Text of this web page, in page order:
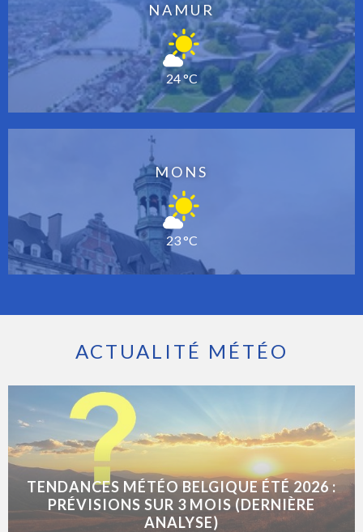
NAMUR
24 °C
MONS
23 °C
ACTUALITÉ MÉTÉO
TENDANCES MÉTÉO BELGIQUE ÉTÉ 2026 :
PRÉVISIONS SUR 3 MOIS (DERNIÈRE
ANALYSE)